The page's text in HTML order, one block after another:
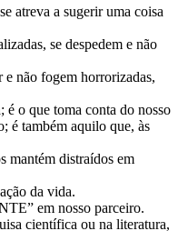
atreva a sugerir uma coisa
se despedem e não
e não fogem horrorizadas,
o que toma conta do nosso
é também aquilo que, às
mantém distraídos em
da vida.
em nosso parceiro.
científica ou na literatura,